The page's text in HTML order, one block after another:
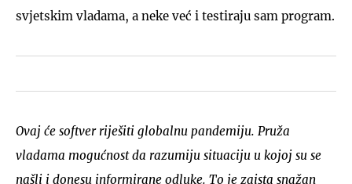
svjetskim vladama, a neke već i testiraju sam program.
Ovaj će softver riješiti globalnu pandemiju. Pruža
vladama mogućnost da razumiju situaciju u kojoj su se
našli i donesu informirane odluke. To je zaista snažan